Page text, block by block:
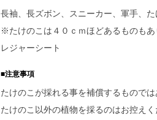
長袖、長ズボン、スニーカー、軍手、
※たけのこは４０ｃｍほどあるものもあ
レジャーシート
■注意事項
たけのこが採れる事を補償するものでは
たけのこ以外の植物を採るのはお控えく